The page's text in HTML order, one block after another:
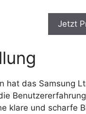
Jetzt
hat das Samsung
klare und scharfe